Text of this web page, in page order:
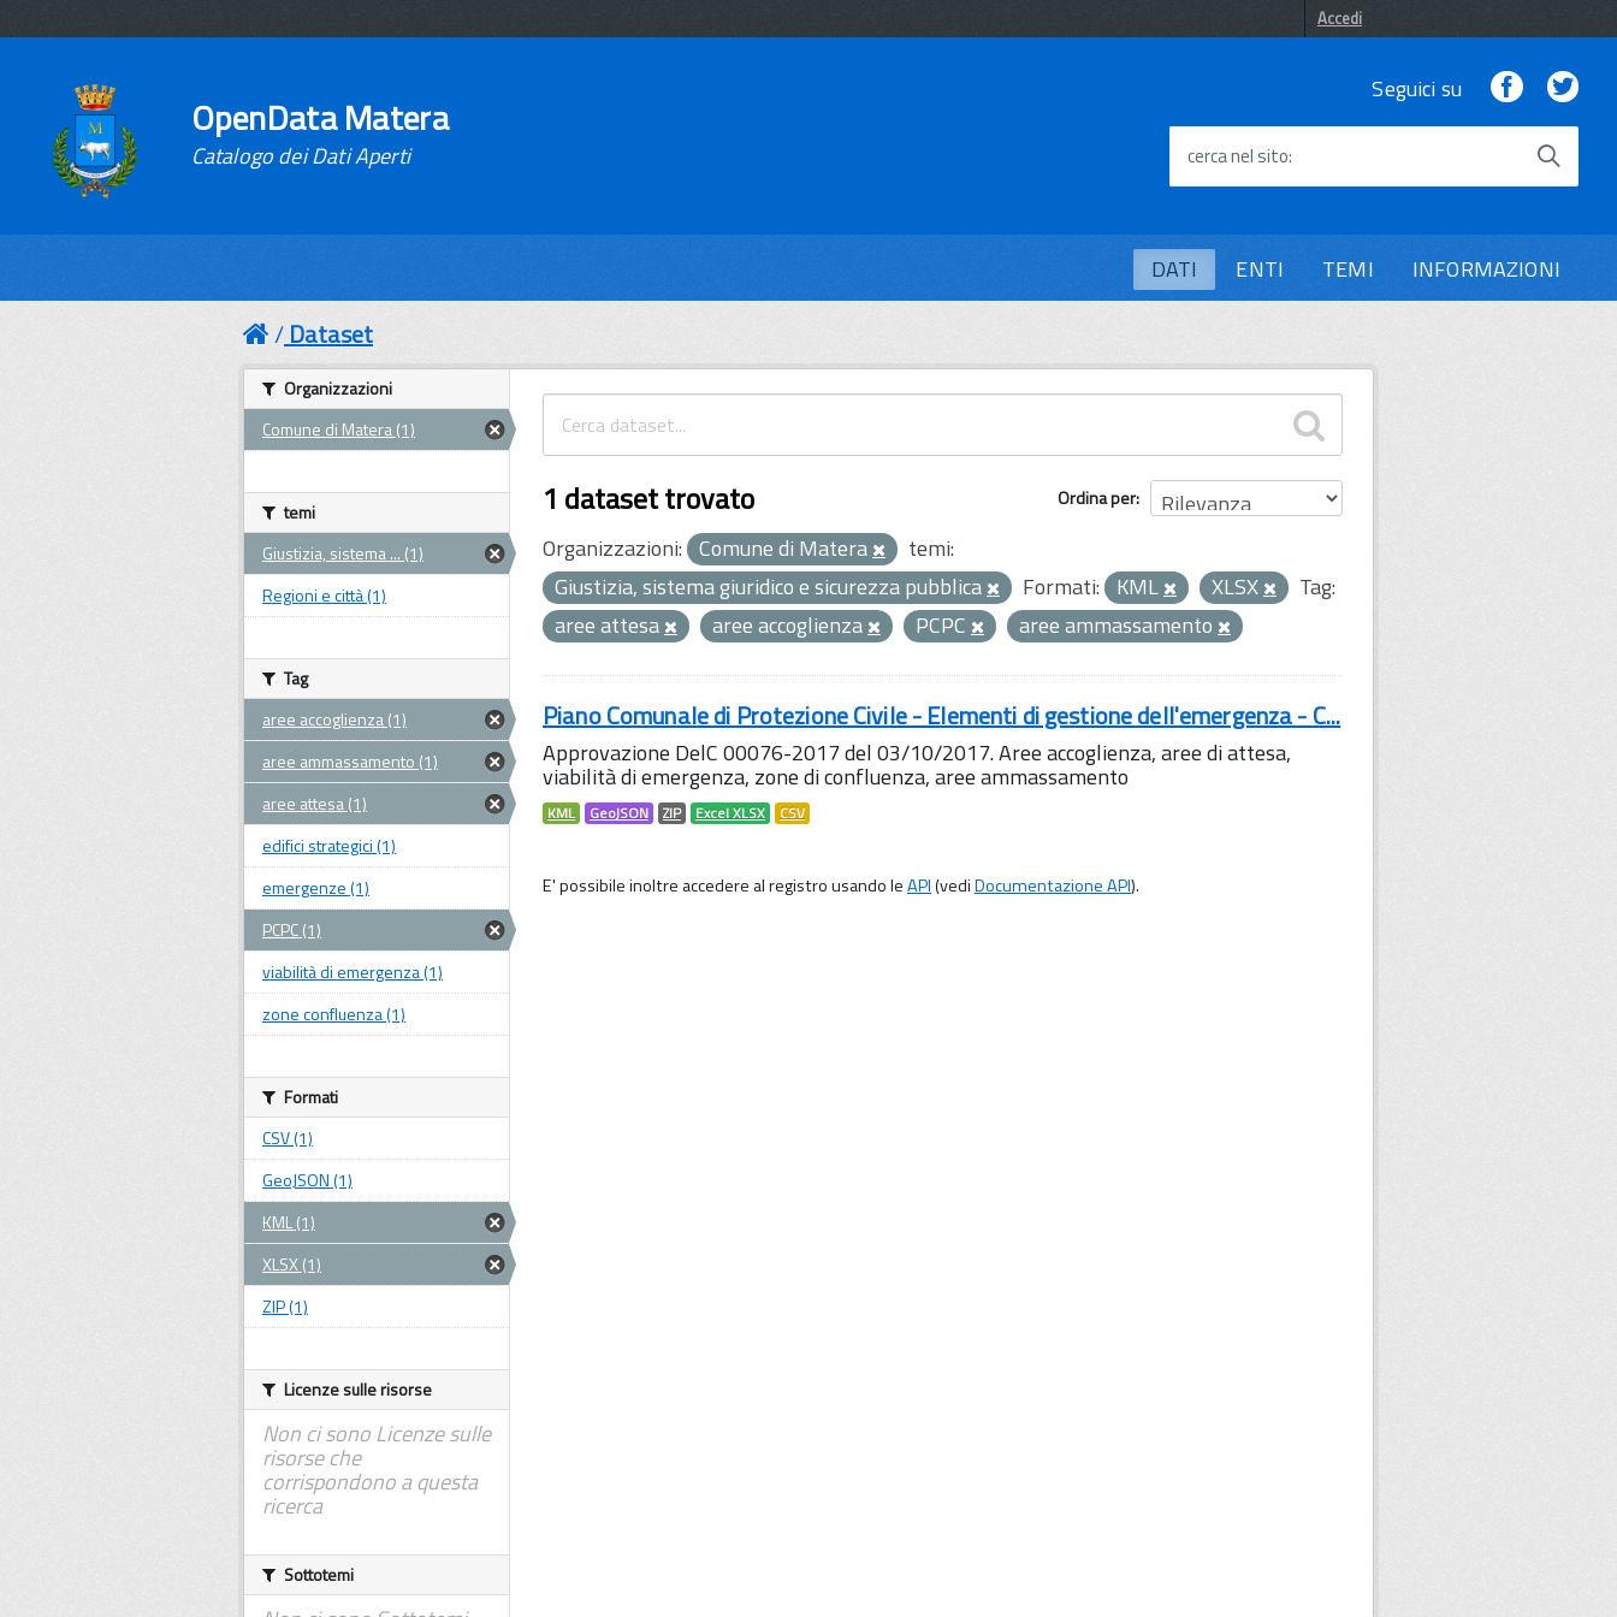
Accedi
OpenData Matera
Catalogo dei Dati Aperti
Seguici su Facebook
cerca nel sito
DATI ENTI TEMI INFORMAZIONI
Dataset
Ordina per
1 dataset trovato
Organizzazioni: Comune di Matera
temi:
Giustizia, sistema giuridico e sicurezza pubblica
Formati: KML XLSX
Tag:
aree attesa
aree accoglienza PCPC aree ammassamento
Piano Comunale di Protezione Civile - Elementi di gestione dell'emergenza - C...
Approvazione DelC 00076-2017 del 03/10/2017. Aree accoglienza, aree di attesa,
viabilità di emergenza, zone di confluenza, aree ammassamento
KML GeoJSON ZIP Excel XLSX CSV
E' possibile inoltre accedere al registro usando leAPI(vediDocumentazione API).
Organizzazioni
Comune di Matera (1)
temi
Giustizia, sistema ... (1)
Regioni e città (1)
Tag
aree accoglienza (1)
aree ammassamento (1)
aree attesa (1)
edifici strategici (1)
emergenze (1)
PCPC (1)
viabilità di emergenza (1)
zone confluenza (1)
Formati
CSV (1)
GeoJSON (1)
KML (1)
XLSX (1)
ZIP (1)
Licenze sulle risorse
Non ci sono Licenze sulle
risorse che
corrispondono a questa
ricerca
Sottotemi